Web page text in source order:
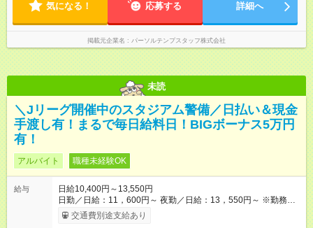
気になる！ 応募する 詳細へ
掲載元企業名 パーソルテンプスタッフ株式会社
未読
＼Jリーグ開催中のスタジアム警備／日払い＆現金
手渡し有！まるで毎日給料日！BIGボーナス5万円
有！
アルバイト 職種未経験OK
給与
日給10,400円～13,550円
日勤／日給：11，600円～ 夜勤／日給：13，550円～ ※勤務数
が週2日以下の場合 日勤／日給：10，400円 夜勤／日給：12，
350円 ■交通費別途全額支給 ※規定あり ■支払方法：日払い └日
交通費別途支給あり